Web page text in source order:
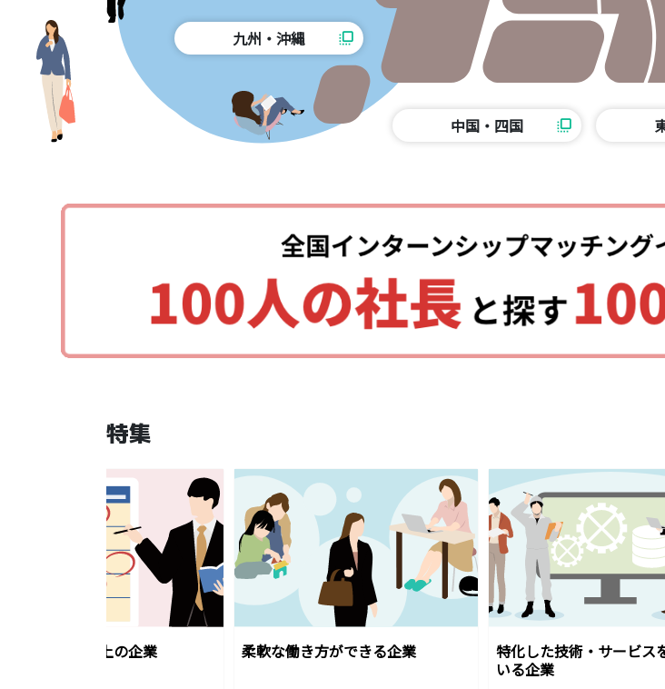
中国・四国 flip_to_front
九州・沖縄 flip_to_front
特集
休日120日以上の企業 柔軟な働き方ができる企業
特化した技術・サービス
いる企業